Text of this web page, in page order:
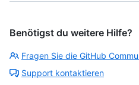
Benötigst du weitere Hilfe?
Fragen Sie die GitHub
Support kontaktieren